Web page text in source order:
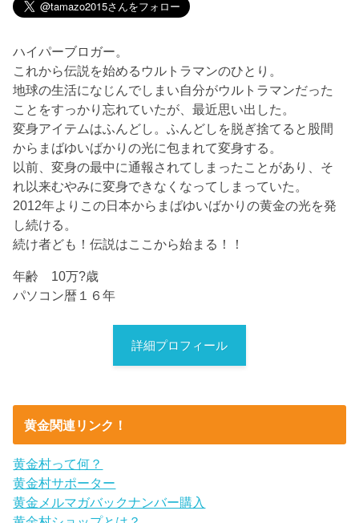
ハイパーブロガー。
これから伝説を始めるウルトラマンのひとり。
地球の生活になじんでしまい自分がウルトラマンだった
ことをすっかり忘れていたが、最近思い出した。
変身アイテムはふんどし。ふんどしを脱ぎ捨てると股間
からまばゆいばかりの光に包まれて変身する。
以前、変身の最中に通報されてしまったことがあり、そ
れ以来むやみに変身できなくなってしまっていた。
2012年よりこの日本からまばゆいばかりの黄金の光を発
し続ける。
続け者ども！伝説はここから始まる！！
年齢 10万?歳
パソコン暦１６年
詳細プロフィール
黄金関連リンク！
黄金村って何？
黄金村サポーター
黄金メルマガバックナンバー購入